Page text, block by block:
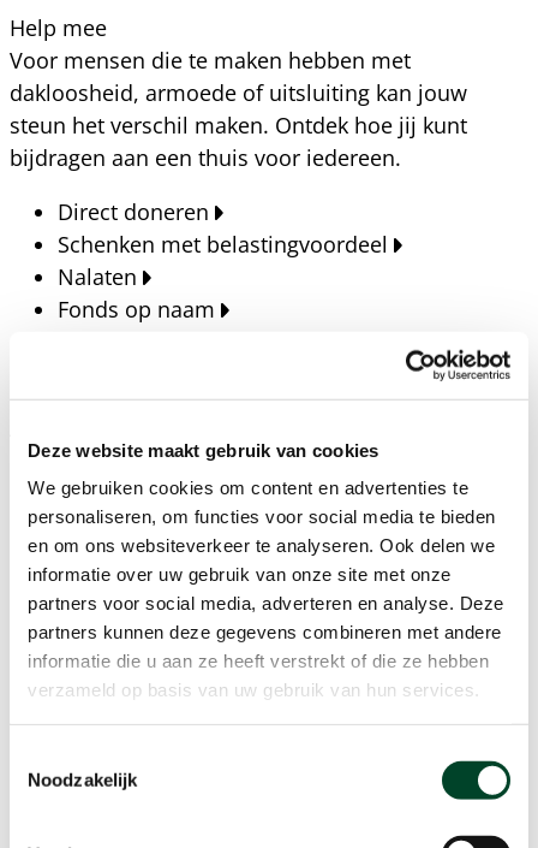
Deze website maakt gebruik van cookies
We gebruiken cookies om content en advertenties te
personaliseren, om functies voor social media te bieden
en om ons websiteverkeer te analyseren. Ook delen we
informatie over uw gebruik van onze site met onze
partners voor social media, adverteren en analyse. Deze
partners kunnen deze gegevens combineren met andere
informatie die u aan ze heeft verstrekt of die ze hebben
verzameld op basis van uw gebruik van hun services.
Noodzakelijk
Help mee
Voor mensen die te maken hebben met
dakloosheid, armoede of uitsluiting kan jouw
steun het verschil maken. Ontdek hoe jij kunt
bijdragen aan een thuis voor iedereen.
Direct doneren
Schenken met belastingvoordeel
Nalaten
Fonds op naam
Blijf op de hoogte van het laatste nieuws, verhalen,
publicaties en ontwikkelingen rondom Kansfonds
en onze missie.
Nieuwsberichten
Nieuws
Verhalen
Beeldbanken
Foto's bestaanszekerheid
Agenda